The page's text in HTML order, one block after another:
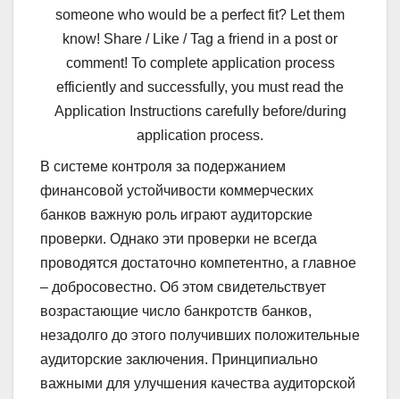
someone who would be a perfect fit? Let them
know! Share / Like / Tag a friend in a post or
comment! To complete application process
efficiently and successfully, you must read the
Application Instructions carefully before/during
application process.
В системе контроля за подержанием
финансовой устойчивости коммерческих
банков важную роль играют аудиторские
проверки. Однако эти проверки не всегда
проводятся достаточно компетентно, а главное
– добросовестно. Об этом свидетельствует
возрастающие число банкротств банков,
незадолго до этого получивших положительные
аудиторские заключения. Принципиально
важными для улучшения качества аудиторской